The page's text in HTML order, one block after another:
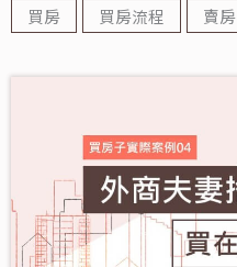
買房
買房流程 賣房